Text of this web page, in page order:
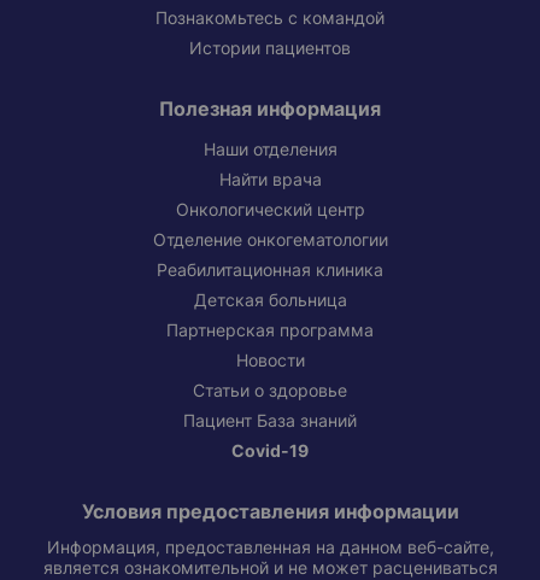
Познакомьтесь с командой
Истории пациентов
Полезная информация
Наши отделения
Найти врача
Онкологический центр
Отделение онкогематологии
Реабилитационная клиника
Детская больница
Партнерская программа
Новости
Статьи о здоровье
Пациент База знаний
Covid-19
Условия предоставления информации
Информация, предоставленная на данном веб-сайте,
является ознакомительной и не может расцениваться